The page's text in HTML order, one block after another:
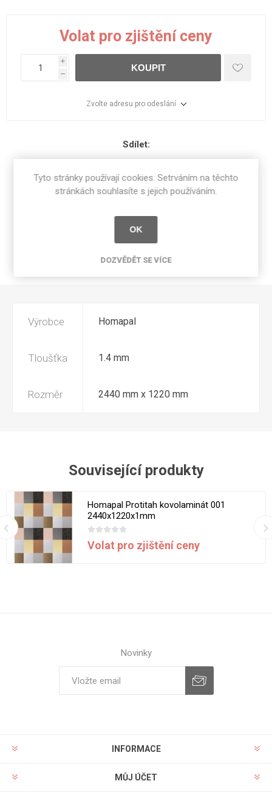
Volat pro zjištění ceny
i
h
KOUPIT
Zvolte adresu pro odeslání
Sdílet:
Výrobce Homapal
Tloušťka 1.4 mm
Rozměr 2440 mm x 1220 mm
Související produkty
Homapal Protitah kovolaminát 001
2440x1220x1mm
Volat pro zjištění ceny
Novinky
INFORMACE
MŮJ ÚČET
Tyto stránky používají cookies. Setrváním na těchto
stránkách souhlasíte s jejich používáním.
OK
DOZVĚDĚT SE VÍCE